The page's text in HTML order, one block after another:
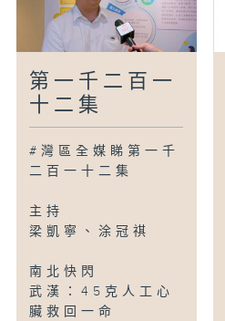
第一千二百一
十二集
#灣區全媒睇第一千
二百一十二集
主持
梁凱寧、涂冠祺
南北快閃
武漢：45克人工心
臟救回一命